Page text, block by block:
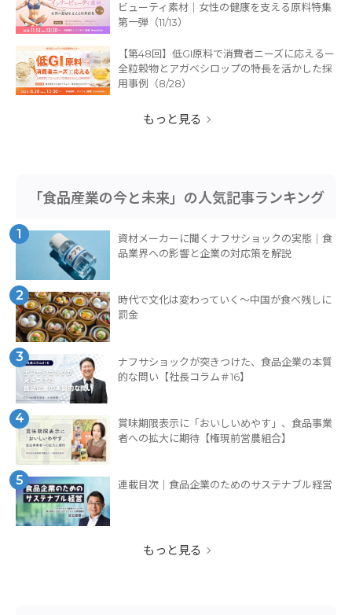
ビューティ素材｜女性の健康を支える原料特集
第一弾（11/13）
【第48回】低GI原料で消費者ニーズに応えるー
全粒穀物とアガベシロップの特長を活かした採
用事例（8/28）
もっと見る
「食品産業の今と未来」の人気記事ランキング
1
資材メーカーに聞くナフサショックの実態｜食
品業界への影響と企業の対応策を解説
2
時代で文化は変わっていく～中国が食べ残しに
罰金
3
ナフサショックが突きつけた、食品企業の本質
的な問い【社長コラム＃16】
4
賞味期限表示に「おいしいめやす」、食品事業
者への拡大に期待【権現前営農組合】
5 連載目次｜食品企業のためのサステナブル経営
もっと見る